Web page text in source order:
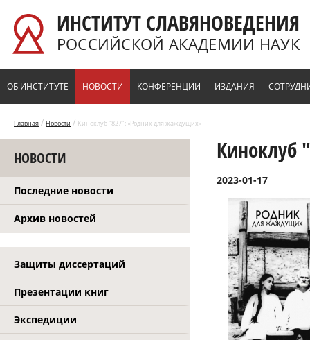
ИНСТИТУТ СЛАВЯНОВЕДЕНИЯ
РОССИЙСКОЙ АКАДЕМИИ НАУК
ОБ ИНСТИТУТЕ НОВОСТИ КОНФЕРЕНЦИИ ИЗДАНИЯ
Главная / Новости / Киноклуб "827": «Родник для жаждущих»
НОВОСТИ
Последние новости
Архив новостей
Защиты диссертаций
Презентации книг
Экспедиции
Киноклуб
2023-01-17